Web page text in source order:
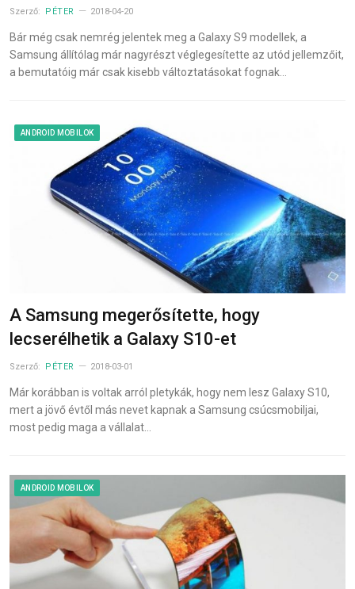
Szerző: PÉTER 2018-04-20
Bár még csak nemrég jelentek meg a Galaxy S9 modellek, a
Samsung állítólag már nagyrészt véglegesítette az utód jellemzőit,
a bemutatóig már csak kisebb változtatásokat fognak…
ANDROID MOBILOK
A Samsung megerősítette, hogy
lecserélhetik a Galaxy S10-et
Szerző: PÉTER 2018-03-01
Már korábban is voltak arról pletykák, hogy nem lesz Galaxy S10,
mert a jövő évtől más nevet kapnak a Samsung csúcsmobiljai,
most pedig maga a vállalat…
ANDROID MOBILOK